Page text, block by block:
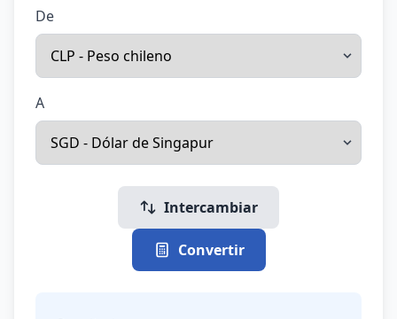
De
A
Intercambiar
Convertir